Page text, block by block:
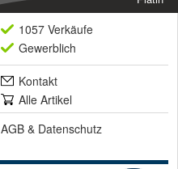
1057 Verkäufe
Gewerblich
Kontakt
Alle Artikel
AGB & Datenschutz